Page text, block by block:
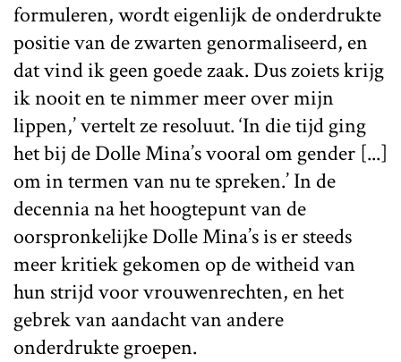
formuleren, wordt eigenlijk de onderdrukte
positie van de zwarten genormaliseerd, en
dat vind ik geen goede zaak. Dus zoiets krijg
ik nooit en te nimmer meer over mijn
lippen,’ vertelt ze resoluut. ‘In die tijd ging
het bij de Dolle Mina’s vooral om gender [...]
om in termen van nu te spreken.’ In de
decennia na het hoogtepunt van de
oorspronkelijke Dolle Mina’s is er steeds
meer kritiek gekomen op de witheid van
hun strijd voor vrouwenrechten, en het
gebrek van aandacht van andere
onderdrukte groepen.